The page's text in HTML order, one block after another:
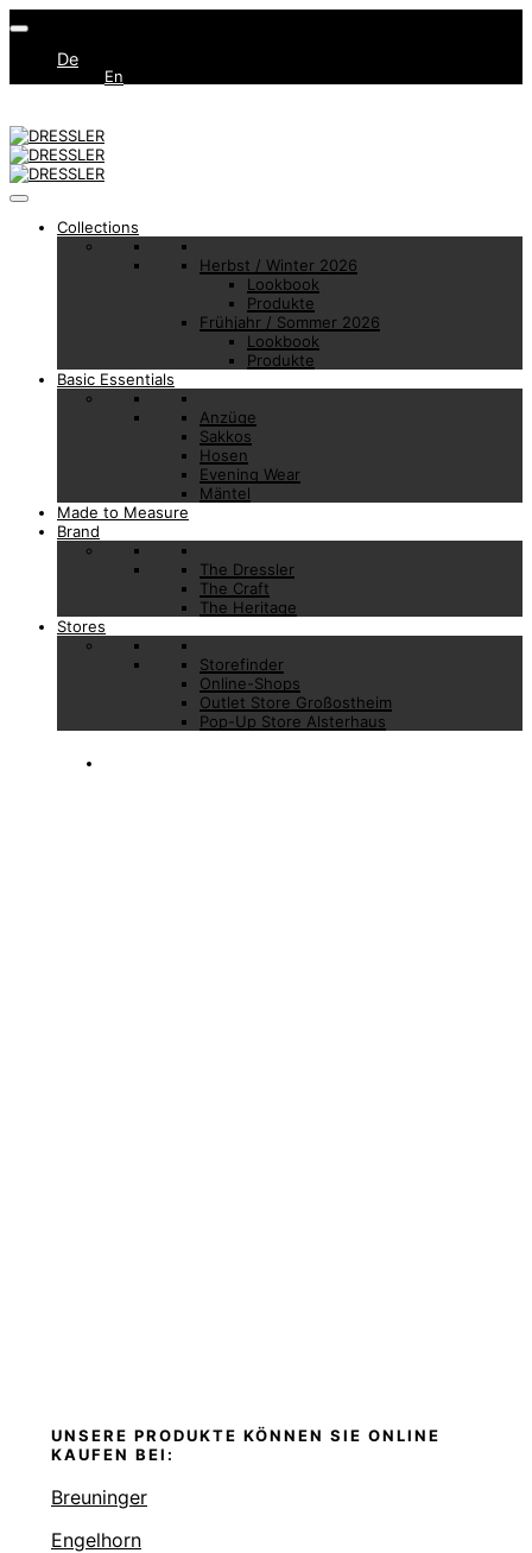
De
En
Collections
Herbst / Winter 2026
Lookbook
Produkte
Frühjahr / Sommer 2026
Lookbook
Produkte
Basic Essentials
Anzüge
Sakkos
Hosen
Evening Wear
Mäntel
Made to Measure
Brand
The Dressler
The Craft
The Heritage
Stores
Storefinder
Online-Shops
Outlet Store Großostheim
Pop-Up Store Alsterhaus
UNSERE PRODUKTE KÖNNEN SIE ONLINE
KAUFEN BEI:
Breuninger
Engelhorn